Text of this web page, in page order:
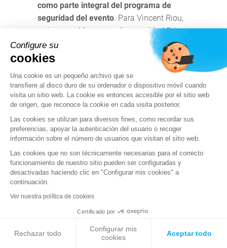
como parte integral del programa de
seguridad del evento. Para Vincent Riou,
es impensable separar la seguridad física
de la ciber y se debe tener en cuenta el
carácter cada vez más híbrido de las
Algunos delincuentes
podrían tener la tentación de atacar
ciertos sistemas para acceder a los
recintos sin derecho de acceso, o provocar
la salida de los espectadores y que se
reúnan fuera de los recintos protegidos,
facilitando así los ataques terroristas
ciberataques pasan pues a ser
facilitadores de ataques de alto impacto.
La ciberseguridad es una parte integral, no
separada, del sistema general de
seguridad de los Juegos ».
Configure su
cookies
Una cookie es un pequeño archivo que se
transfiere al disco duro de su ordenador o dispositivo móvil cuando
visita un sitio web. La cookie es entonces accesible por el sitio web
de origen, que reconoce la cookie en cada visita posterior.
Las cookies se utilizan para diversos fines, como recordar sus
preferencias, apoyar la autenticación del usuario o recoger
información sobre el número de usuarios que visitan el sitio web.
Las cookies que no son técnicamente necesarias para el correcto
funcionamiento de nuestro sitio pueden ser configuradas y
desactivadas haciendo clic en "Configurar mis cookies" a
continuación.
Ver nuestra política de cookies
Certificado por
Rechazar todo
Configurar mis
cookies
Aceptar todo